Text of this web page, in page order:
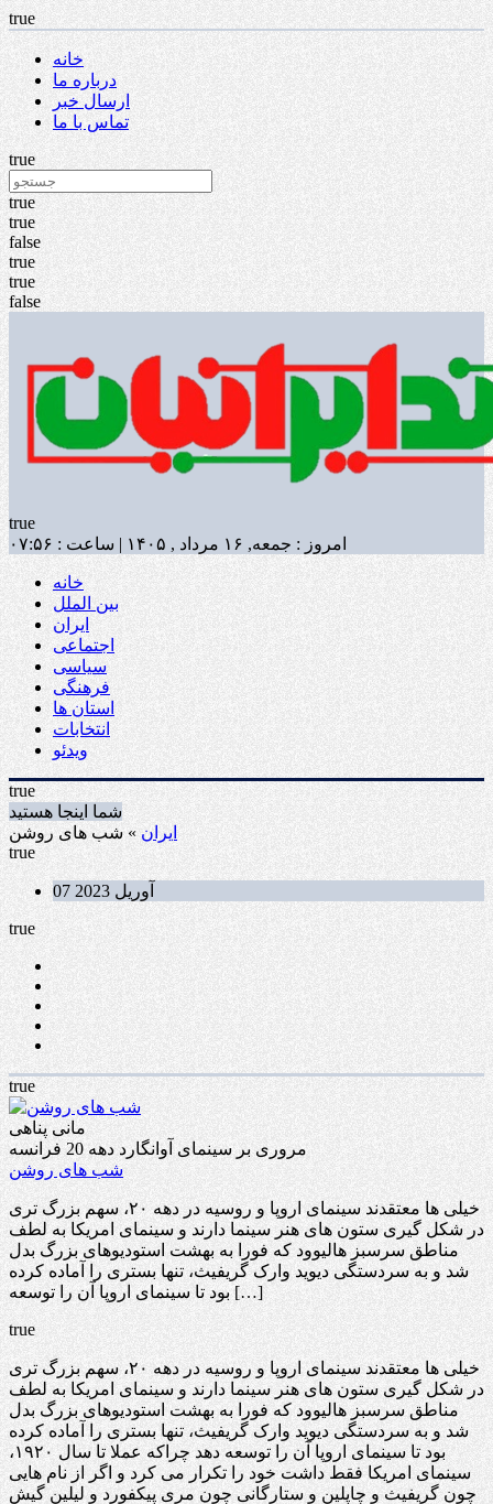
true
خانه
درباره ما
ارسال خبر
تماس با ما
true
true
true
false
true
true
false
true
امروز : جمعه, ۱۶ مرداد , ۱۴۰۵ | ساعت : ۰۷:۵۶
خانه
بین الملل
ایران
اجتماعی
سیاسی
فرهنگی
استان ها
انتخابات
ویدئو
true
شما اینجا هستید
ایران » شب های روشن
true
07 آوریل 2023
true
true
مانی پناهی
مروری بر سینمای آوانگارد دهه 20 فرانسه
شب های روشن
خیلی ها معتقدند سینمای اروپا و روسیه در دهه ۲۰، سهم بزرگ تری
در شکل گیری ستون های هنر سینما دارند و سینمای امریکا به لطف
مناطق سرسبز هالیوود که فورا به بهشت استودیوهای بزرگ بدل
شد و به سردستگی دیوید وارک گریفیث، تنها بستری را آماده کرده
بود تا سینمای اروپا آن را توسعه […]
true
خیلی ها معتقدند سینمای اروپا و روسیه در دهه ۲۰، سهم بزرگ تری
در شکل گیری ستون های هنر سینما دارند و سینمای امریکا به لطف
مناطق سرسبز هالیوود که فورا به بهشت استودیوهای بزرگ بدل
شد و به سردستگی دیوید وارک گریفیث، تنها بستری را آماده کرده
بود تا سینمای اروپا آن را توسعه دهد چراکه عملا تا سال ۱۹۲۰،
سینمای امریکا فقط داشت خود را تکرار می کرد و اگر از نام هایی
چون گریفیث و چاپلین و ستارگانی چون مری پیکفورد و لیلین گیش